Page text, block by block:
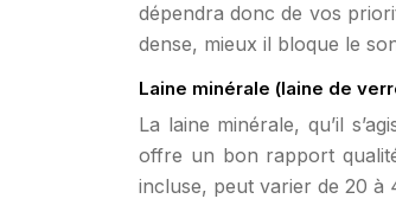
dépendra donc de vos
dense, mieux il bloque le
Laine minérale (laine de
La laine minérale, qu’il
offre un bon rapport
incluse, peut varier de 20 à